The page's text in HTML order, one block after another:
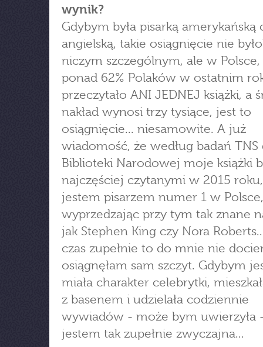
wynik?
Gdybym była pisarką amerykańską
angielską, takie osiągnięcie nie
niczym szczególnym, ale w Polsce,
ponad 62% Polaków w ostatnim
przeczytało ANI JEDNEJ książki, a
nakład wynosi trzy tysiące, jest to
osiągnięcie... niesamowite. A już
wiadomość, że według badań TNS
Biblioteki Narodowej moje książki
najczęściej czytanymi w 2015
jestem pisarzem numer 1 w Polsce,
wyprzedzając przy tym tak znane
jak Stephen King czy Nora
czas zupełnie to do mnie nie
osiągnęłam sam szczyt. Gdybym
miała charakter celebrytki,
z basenem i udzielała codziennie
wywiadów - może bym uwierzyła
jestem tak zupełnie zwyczajna...